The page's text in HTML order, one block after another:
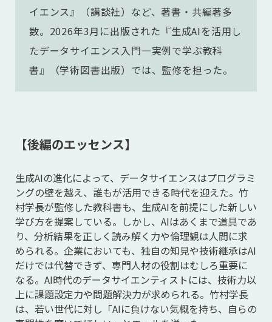
イエンス』（講談社）など、著書・共編著多
数。2026年3月に出版された『生成AIを活用し
たデータサイエンス入門―実例で学ぶ教科
書』（学術図書出版）では、監修を担った。
【後編のエッセンス】
生成AIの進化によって、データサイエンスはプログラミ
ングの壁を越え、誰もが活用できる時代を迎えた。竹
村学長が監修した教科書も、生成AIを前提にした新しい
学び方を提案している。しかし、AIはあくまで道具であ
り、分析結果を正しく読み解く力や倫理観は人間に求
められる。企業においても、独自の知見や技術継承はAI
だけでは代替できず、専門人材の役割はむしろ重要に
なる。AI時代のデータサイエンティストには、技術力以
上に課題設定力や問題解決力が求められる。竹村学長
は、若い世代に対し「AIに負けない気概を持ち、自らの